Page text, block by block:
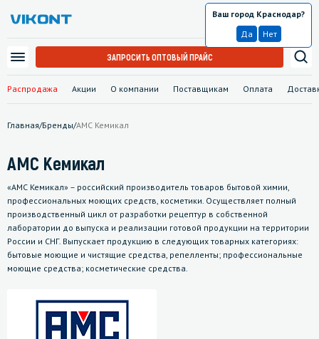
Распродажа Акции О компании Поставщикам Оплата
Краснодар
Ваш город Краснодар?
Да
Нет
ЗАПРОСИТЬ ОПТОВЫЙ ПРАЙС
Главная/Бренды/АМС Кемикал
АМС Кемикал
«АМС Кемикал» – российский производитель товаров бытовой химии,
профессиональных моющих средств, косметики. Осуществляет полный
производственный цикл от разработки рецептур в собственной
лаборатории до выпуска и реализации готовой продукции на территории
России и СНГ. Выпускает продукцию в следующих товарных категориях:
бытовые моющие и чистящие средства, репелленты; профессиональные
моющие средства; косметические средства.